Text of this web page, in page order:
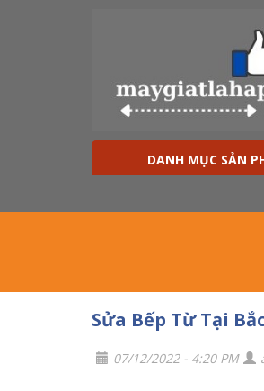
DANH MỤC SẢN
Sửa Bếp Từ Tại
07/12/2022 - 4:20 PM